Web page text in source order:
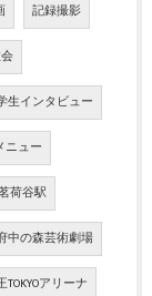
記録撮影
生インタビュー
ニュー
荷谷駅
中の森芸術劇場
TOKYOアリーナ